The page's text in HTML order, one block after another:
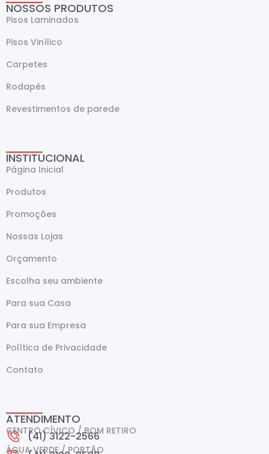
NOSSOS PRODUTOS
Pisos Laminados
Pisos Vinílico
Carpetes
Rodapés
Revestimentos de parede
INSTITUCIONAL
Página Inicial
Produtos
Promoções
Nossas Lojas
Orçamento
Escolha seu ambiente
Para sua Casa
Para sua Empresa
Política de Privacidade
Contato
ATENDIMENTO
CENTRO CÍVICO / BOM RETIRO
(41) 3122-2566
ÁGUA VERDE / PORTÃO